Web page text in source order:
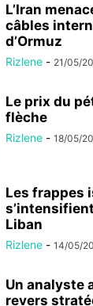
L’Iran
câbles
d’Ormuz
Rizlene - 21/05/
Le prix du
flèche
Rizlene - 18/05/
Les frappes
Liban
Rizlene - 14/05/
Un analyste
revers